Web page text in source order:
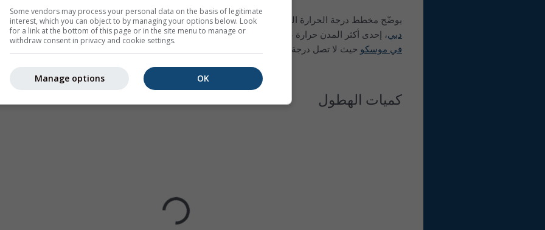
يوضّح مخطط درجة الحرارة العظمى لـ ريكيافيك عدد الأيام في كل شهر التي تبلغ درجات حرارة محددة. لا
دبي، إحدى أكثر المدن حرارة على الأرض، أيّ أيام تقل فيها الحرارة عن 40°C في يوليو. ويمكنك أيضاً رؤية
في موسكو حيث لا تصل درجة الحرارة العظمى اليومية إلى -10°C في بعض الأيام.
كميات الهطول
Some vendors may process your personal data on the basis of legitimate
interest, which you can object to by managing your options below. Look
for a link at the bottom of this page or in the site menu to manage or
withdraw consent in privacy and cookie settings.
OK
Manage options